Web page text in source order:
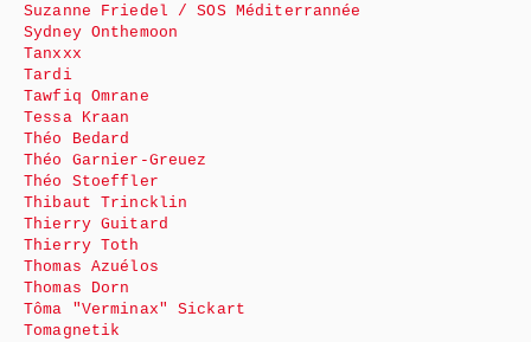
Suzanne Friedel / SOS Méditerrannée
Sydney Onthemoon
Tanxxx
Tardi
Tawfiq Omrane
Tessa Kraan
Théo Bedard
Théo Garnier-Greuez
Théo Stoeffler
Thibaut Trincklin
Thierry Guitard
Thierry Toth
Thomas Azuélos
Thomas Dorn
Tôma "Verminax" Sickart
Tomagnetik